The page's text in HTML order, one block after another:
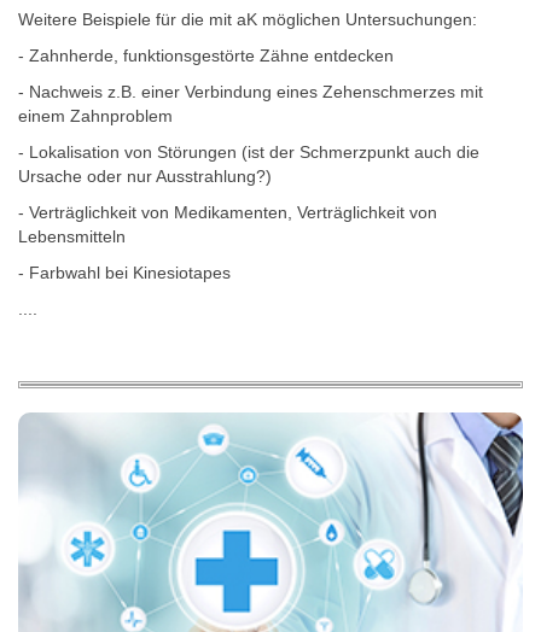
Weitere Beispiele für die mit aK möglichen Untersuchungen:
- Zahnherde, funktionsgestörte Zähne entdecken
- Nachweis z.B. einer Verbindung eines Zehenschmerzes mit
einem Zahnproblem
- Lokalisation von Störungen (ist der Schmerzpunkt auch die
Ursache oder nur Ausstrahlung?)
- Verträglichkeit von Medikamenten, Verträglichkeit von
Lebensmitteln
- Farbwahl bei Kinesiotapes